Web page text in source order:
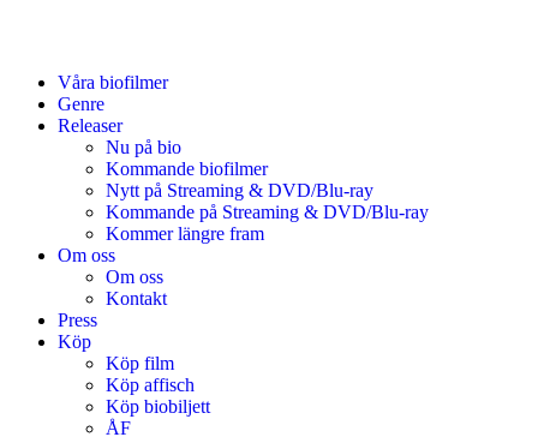
Våra biofilmer
Genre
Releaser
Nu på bio
Kommande biofilmer
Nytt på Streaming & DVD/Blu-ray
Kommande på Streaming & DVD/Blu-ray
Kommer längre fram
Om oss
Om oss
Kontakt
Press
Köp
Köp film
Köp affisch
Köp biobiljett
ÅF